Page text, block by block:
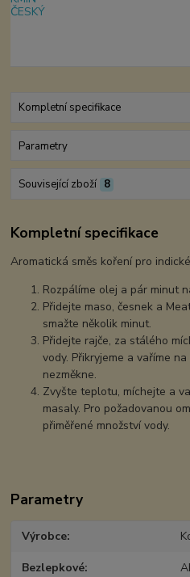
Kompletní specifikace
Parametry
Související zboží 8
Kompletní specifikace
Aromatická směs koření pro
Rozpálíme olej a pár minut
Přidejte maso, česnek a
smažte několik minut.
Přidejte rajče, za stálého
vody. Přikryjeme a vaříme
nezměkne.
Zvyšte teplotu, míchejte a
masaly. Pro požadovanou
přiměřené množství vody.
Parametry
Výrobce
Bezlepkové